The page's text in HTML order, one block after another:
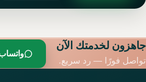
جاهزون لخدمتك الآن
تواصل فورًا — رد سريع.